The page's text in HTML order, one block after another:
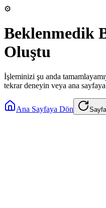
⚙️
Beklenmedik
Oluştu
İşleminizi şu anda
tekrar deneyin veya ana
Ana Sayfaya Dön